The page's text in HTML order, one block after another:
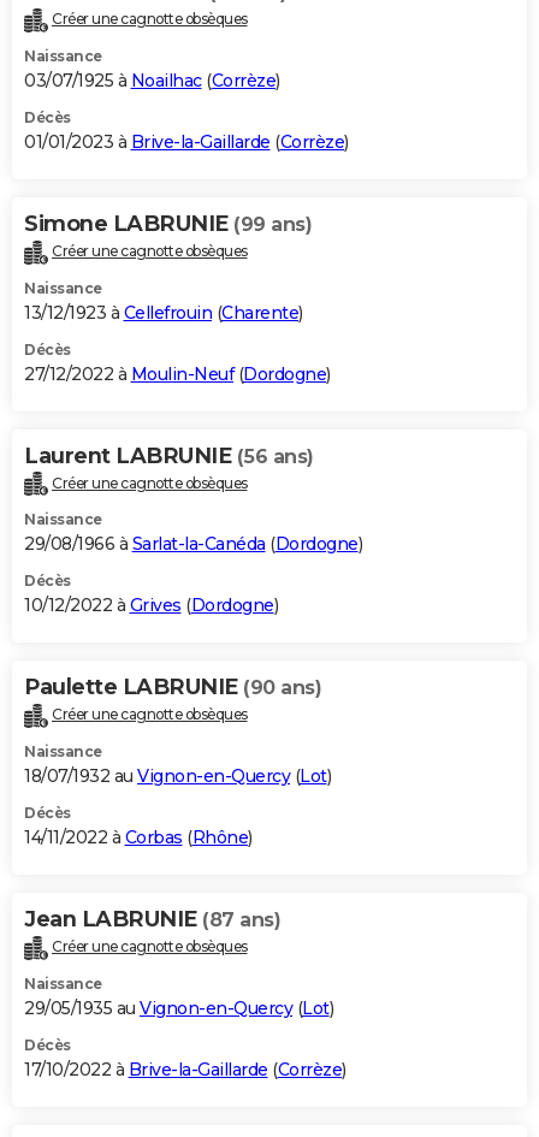
Créer une cagnotte obsèques
Naissance
03/07/1925 à Noailhac(Corrèze)
Décès
01/01/2023 à Brive-la-Gaillarde (Corrèze)
Simone LABRUNIE (99 ans)
Créer une cagnotte obsèques
Naissance
13/12/1923 à Cellefrouin (Charente)
Décès
27/12/2022 à Moulin-Neuf(Dordogne)
Laurent LABRUNIE (56 ans)
Créer une cagnotte obsèques
Naissance
29/08/1966 à Sarlat-la-Canéda (Dordogne)
Décès
10/12/2022 à Grives (Dordogne)
Paulette LABRUNIE (90 ans)
Créer une cagnotte obsèques
Naissance
18/07/1932 au Vignon-en-Quercy(Lot)
Décès
14/11/2022 à Corbas (Rhône)
Jean LABRUNIE (87 ans)
Créer une cagnotte obsèques
Naissance
29/05/1935 au Vignon-en-Quercy(Lot)
Décès
17/10/2022 à Brive-la-Gaillarde (Corrèze)